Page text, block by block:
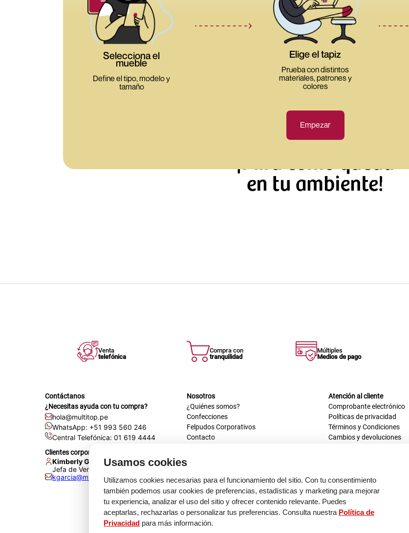
Usamos cookies
Utilizamos cookies necesarias para el funcionamiento del sitio. Con tu consentimiento
también podemos usar cookies de preferencias, estadísticas y marketing para mejorar
tu experiencia, analizar el uso del sitio y ofrecer contenido relevante. Puedes
aceptarlas, rechazarlas o personalizar tus preferencias. Consulta nuestra Política de
Privacidad para más información.
Venta
telefónica
Compra con
tranquilidad
Múltiples
Medios de pago
Contáctanos
¿Necesitas ayuda con tu compra?
hola@multitop.pe
WhatsApp: +51 993 560 246
Central Telefónica: 01 619 4444
Clientes corporativos
Kimberly Garcia
Jefa de Ventas Empresas
kgarcia@multitop.pe
Nosotros
¿Quiénes somos?
Confecciones
Felpudos Corporativos
Contacto
Tienda física
Av. Iquitos 670 - 699, La Victoria
L-S: 8:00 a.m. - 6:30 p.m.
Feriados: 9:00 a.m. - 5:00 p.m.
Atención al cliente
Comprobante electrónico
Políticas de privacidad
Términos y Condiciones
Cambios y devoluciones